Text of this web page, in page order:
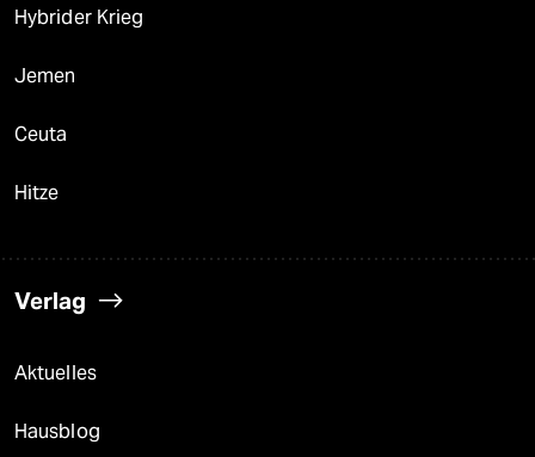
Hybrider Krieg
Jemen
Ceuta
Hitze
Verlag
Aktuelles
Hausblog